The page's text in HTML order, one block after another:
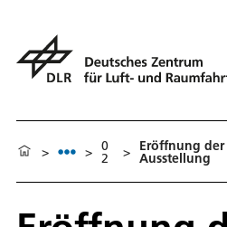
> > 0
2 > Eröffnung der
Ausstellung